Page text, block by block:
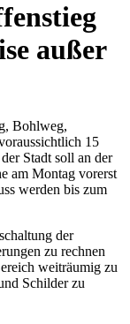
außer
Bohlweg,
15
Stadt soll an der
am Montag vorerst
werden bis zum
der
zu rechnen
weiträumig zu
Schilder zu